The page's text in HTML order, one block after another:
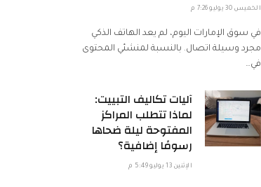
الخميس 30 يوليو 7:26 م
في سوق الإمارات اليوم، لم يعد الهاتف الذكي
مجرد وسيلة اتصال. بالنسبة لمنشئي المحتوى
في…
آليات تكاليف التبييت:
لماذا تتطلب المراكز
المفتوحة ليلة ضحاها
رسومًا إضافية؟
الإثنين 13 يوليو 5:49 م